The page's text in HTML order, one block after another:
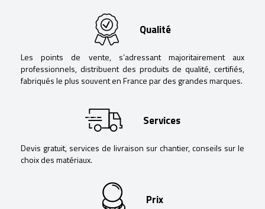
Qualité
Les points de vente, s’adressant majoritairement aux
professionnels, distribuent des produits de qualité, certifiés,
fabriqués le plus souvent en France par des grandes marques.
Services
Devis gratuit, services de livraison sur chantier, conseils sur le
choix des matériaux.
Prix